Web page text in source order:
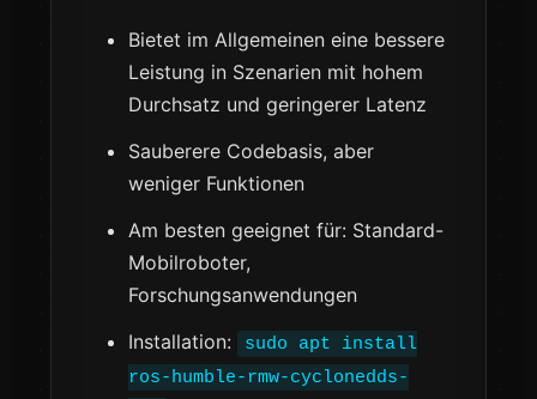
Bietet im Allgemeinen eine bessere
Leistung in Szenarien mit hohem
Durchsatz und geringerer Latenz
Sauberere Codebasis, aber
weniger Funktionen
Am besten geeignet für: Standard-
Mobilroboter,
Forschungsanwendungen
Installation:
sudo apt install
ros-humble-rmw-cyclonedds-